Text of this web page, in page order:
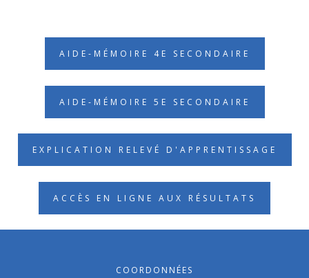
AIDE-MÉMOIRE 4E SECONDAIRE
AIDE-MÉMOIRE 5E SECONDAIRE
EXPLICATION RELEVÉ D'APPRENTISSAGE
ACCÈS EN LIGNE AUX RÉSULTATS
COORDONNÉES